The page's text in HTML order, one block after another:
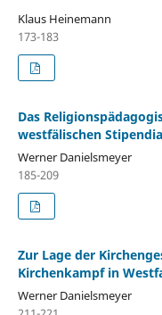
Klaus Heinemann
173-183
Das
westfälischen
Werner Danielsmeyer
185-209
Zur Lage der
Kirchenkampf in
Werner Danielsmeyer